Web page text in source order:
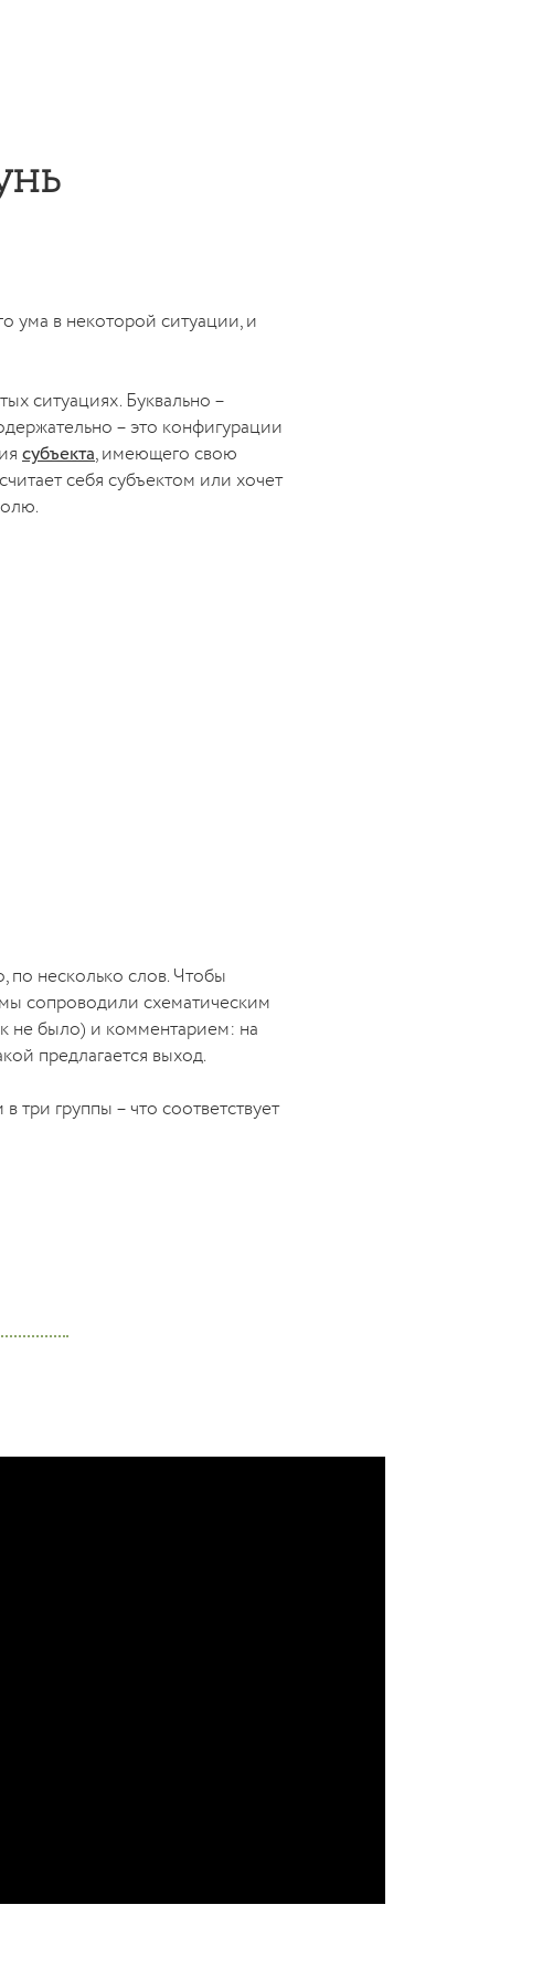
ума в некоторой ситуации, и
ситуациях. Буквально –
– это конфигурации
субъекта, имеющего свою
себя субъектом или хочет
несколько слов. Чтобы
сопроводили схематическим
не было) и комментарием: на
предлагается выход.
группы – что соответствует